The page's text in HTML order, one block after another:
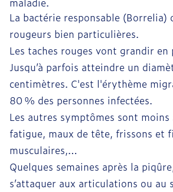
La bactérie responsable (Borrelia)
rougeurs bien particulières.
Les taches rouges vont grandir
Jusqu’à parfois atteindre un
centimètres. C'est l'érythème
80 % des personnes infectées.
Les autres symptômes sont moins
fatigue, maux de tête, frissons et
musculaires,…
Quelques semaines après la
s’attaquer aux articulations ou au